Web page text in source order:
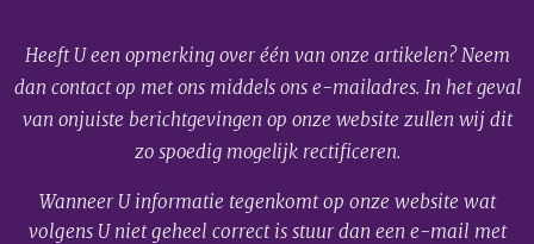
Heeft U een opmerking over één van onze artikelen? Neem
dan contact op met ons middels ons e-mailadres. In het geval
van onjuiste berichtgevingen op onze website zullen wij dit
zo spoedig mogelijk rectificeren.
Wanneer U informatie tegenkomt op onze website wat
volgens U niet geheel correct is stuur dan een e-mail met